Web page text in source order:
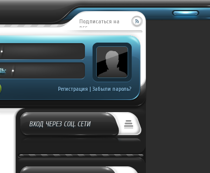
Подписаться на
RSS
Регистрация | Забыли пароль?
ВХОД ЧЕРЕЗ СОЦ. СЕТИ